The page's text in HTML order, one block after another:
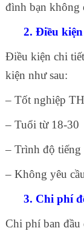
đình bạn không
2. Điều kiện
Điều kiện chi
kiện như sau:
– Tốt nghiệp
– Tuổi từ 18-30
– Trình độ
– Không yêu
3. Chi phí
Chi phí ban đầu